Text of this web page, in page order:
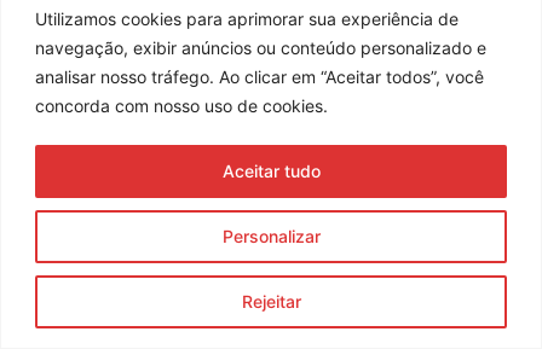
Utilizamos cookies para aprimorar sua experiência de
navegação, exibir anúncios ou conteúdo personalizado e
analisar nosso tráfego. Ao clicar em “Aceitar todos”, você
concorda com nosso uso de cookies.
Personalizar
Rejeitar
Aceitar tudo
© 2023 Morente Forte. Todos os direitos reservados
Política de Privacidade e Termos de Uso